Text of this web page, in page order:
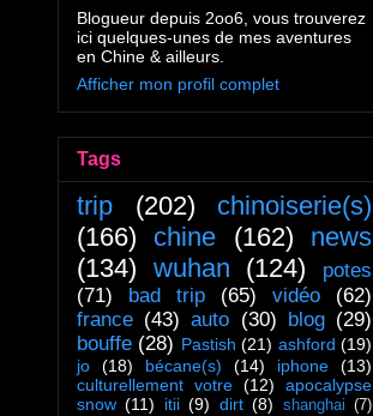
Blogueur depuis 2oo6, vous trouverez
ici quelques-unes de mes aventures
en Chine & ailleurs.
Afficher mon profil complet
Tags
trip (202)
chinoiserie(s)
(166)
chine (162)
news
(134) wuhan (124)
potes
(71)
bad trip (65) vidéo
(62)
france (43) auto (30) blog (29)
bouffe (28) Pastish (21) ashford (19)
jo
(18) bécane(s) (14) iphone
(13)
culturellement votre (12)
apocalypse
snow (11) itii (9) dirt (8) shanghai (7)